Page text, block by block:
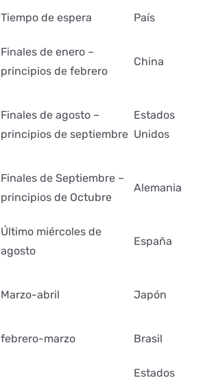
Tiempo de espera País
Finales de enero –
principios de febrero
China
Finales de agosto –
principios de septiembre
Estados
Unidos
Finales de Septiembre –
principios de Octubre
Alemania
Último miércoles de
agosto
España
Marzo-abril Japón
febrero-marzo Brasil
Estados